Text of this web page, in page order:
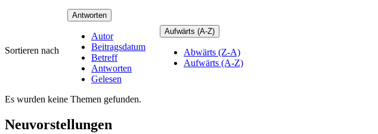
Sortieren nach
Antworten
Autor
Beitragsdatum
Betreff
Antworten
Gelesen
Aufwärts (A-Z)
Abwärts (Z-A)
Aufwärts (A-Z)
Es wurden keine Themen gefunden.
Neuvorstellungen